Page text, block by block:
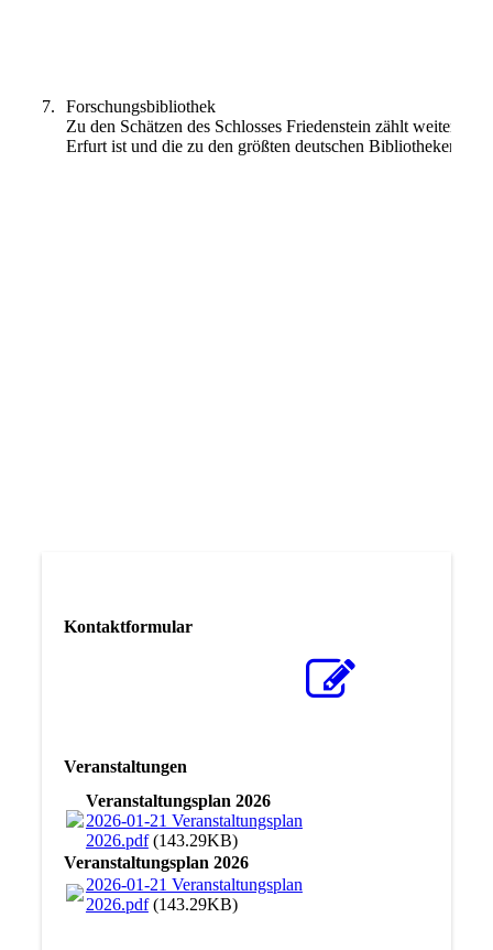
7.
Forschungsbibliothek
Zu den Schätzen des Schlosses Friedenstein zählt
Erfurt ist und die zu den größten deutschen Bibliotheken
Kontaktformular
Veranstaltungen
Veranstaltungsplan 2026
2026-01-21 Veranstaltungsplan
2026.pdf(143.29KB)
Veranstaltungsplan 2026
2026-01-21 Veranstaltungsplan
2026.pdf(143.29KB)